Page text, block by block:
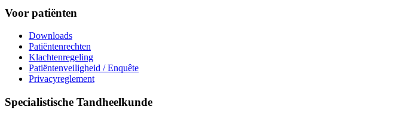
Voor patiënten
Downloads
Patiëntenrechten
Klachtenregeling
Patiëntenveiligheid / Enquête
Privacyreglement
Specialistische Tandheelkunde